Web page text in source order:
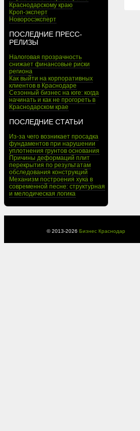
Краснодарскому краю
Кроп-эксперт
Новоросэксперт
ПОСЛЕДНИЕ ПРЕСС-
РЕЛИЗЫ
Налоговая прозрачность
снижает финансовые риски
региона
Как выйти на корпоративных
клиентов в Краснодаре
Сезонный бизнес на юге: когда
начинать и как не прогореть в
Краснодарском крае
ПОСЛЕДНИЕ СТАТЬИ
Из-за чего возникает просадка
фундаментов при нарушении
уплотнения грунтов основания
Причины деформаций плит
перекрытия по результатам
обследования конструкций
Механизм построения хука в
современной песне: структурная
и мелодическая логика
© 2013-2026 Бизнес Краснодар